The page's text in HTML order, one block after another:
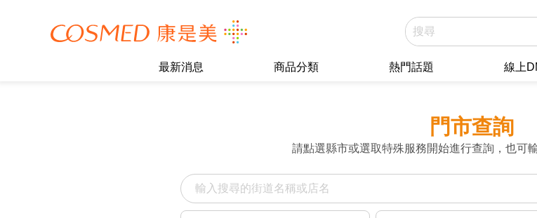
最新消息 商品分類 熱門話題 線上
門市查詢
請點選縣市或選取特殊服務開始進行查詢，也可